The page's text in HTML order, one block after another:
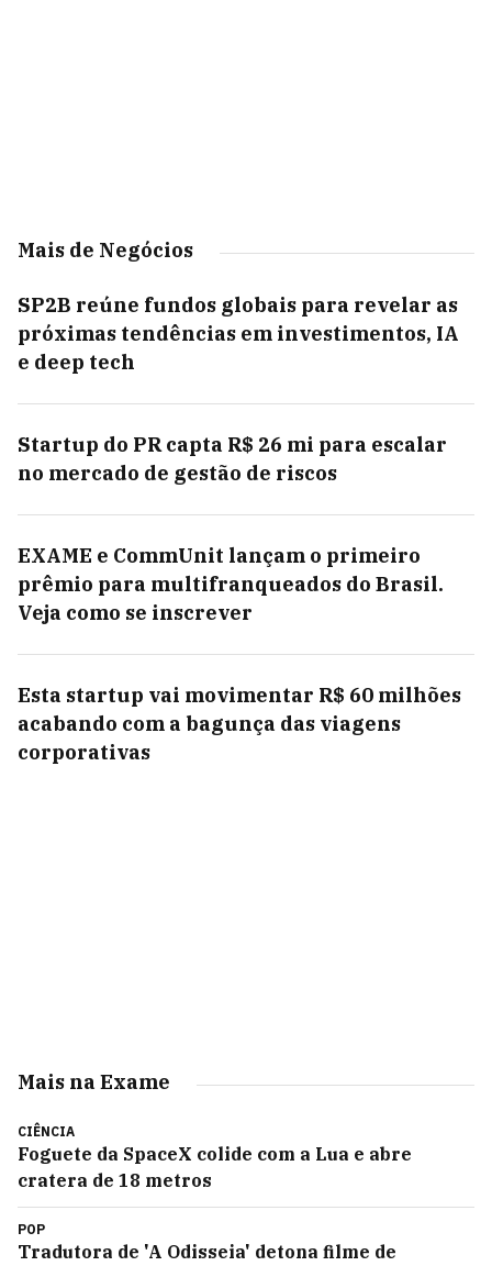
Mais de Negócios
SP2B reúne fundos globais para revelar as
próximas tendências em investimentos, IA
e deep tech
Startup do PR capta R$ 26 mi para escalar
no mercado de gestão de riscos
EXAME e CommUnit lançam o primeiro
prêmio para multifranqueados do Brasil.
Veja como se inscrever
Esta startup vai movimentar R$ 60 milhões
acabando com a bagunça das viagens
corporativas
Mais na Exame
CIÊNCIA
Foguete da SpaceX colide com a Lua e abre
cratera de 18 metros
POP
Tradutora de 'A Odisseia' detona filme de